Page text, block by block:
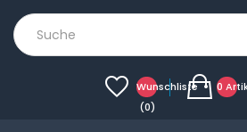
Wunschliste
(0)
0